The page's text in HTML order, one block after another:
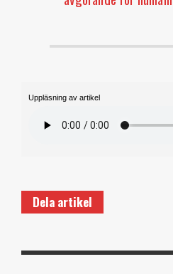
Uppläsning av artikel
Dela artikel